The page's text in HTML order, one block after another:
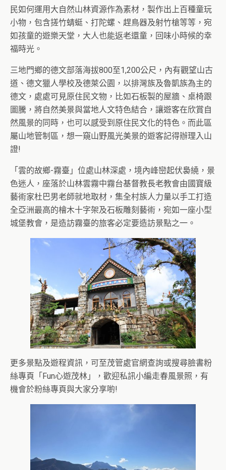
民如何運用大自然山林資源作為素材，製作出上百種童玩
小物，包含搓竹蜻蜓、打陀螺、趕鳥器及射竹槍等等，宛
如孩童的遊樂天堂，大人也能返老還童，回味小時候的幸
福時光。
三地門鄉的德文部落海拔800至1,200公尺，內有觀望山古
道、德文獵人學校及德萊公園，以排灣族及魯凱族為主的
德文，處處可見原住民文物，比如石板製的屋牆、桌椅跟
圖騰，將自然美景與當地人文特色結合，讓遊客在欣賞自
然風景的同時，也可以感受到原住民文化的特色。而此區
屬山地管制區，想一窺山野風光美景的遊客記得辦理入山
證!
「雲的故鄉-霧臺」位處山林深處，境內峰巒起伏裊繞，景
色迷人，座落於山林雲霧中霧台基督教長老教會由國寶級
藝術家杜巴男老師就地取材，集全村族人力量以手工打造
全亞洲最高的檜木十字架及石板雕刻藝術，宛如一座小型
城堡教會，是造訪霧臺的旅客必定要造訪景點之一。
更多景點及遊程資訊，可至茂管處官網查詢或搜尋臉書粉
絲專頁「Fun心遊茂林」，歡迎私訊小編走春風景照，有
機會於粉絲專頁與大家分享喲!